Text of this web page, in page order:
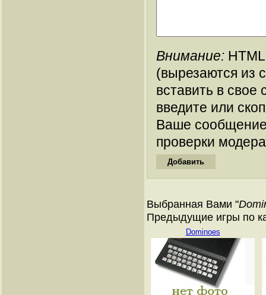
Внимание:
(вырезаются из
вставить в
введите или
Ваше
проверки
Выбранная Вами "
Предыдущие игры по
Dominoes